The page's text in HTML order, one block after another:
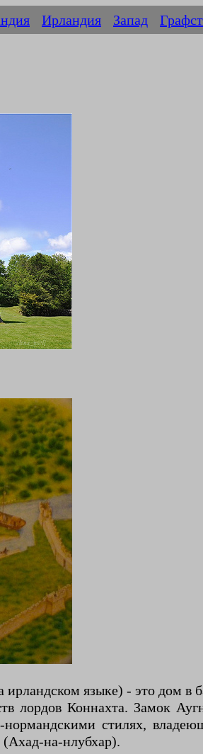
Ирландия Запад
языке) - это дом
лордов Коннахта. Замок
стилях,
(Ахад-на-нлубхар).